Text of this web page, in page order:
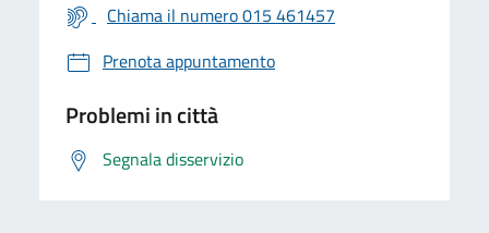
Chiama il numero 015 461457
Prenota appuntamento
Problemi in città
Segnala disservizio